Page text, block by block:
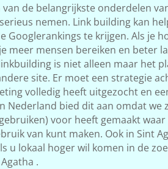
de belangrijkste onderdelen
nemen. Link building kan
Googlerankings te krijgen. Als je
meer mensen bereiken en beter
is niet alleen maar het
site. Er moet een strategie
volledig heeft uitgezocht en
Nederland bied dit aan omdat we
voor heeft gemaakt
van kunt maken. Ook in Sint
u lokaal hoger wil komen in de
.